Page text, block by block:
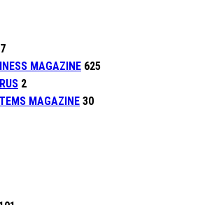
MAGAZINE 625
2
MAGAZINE 30